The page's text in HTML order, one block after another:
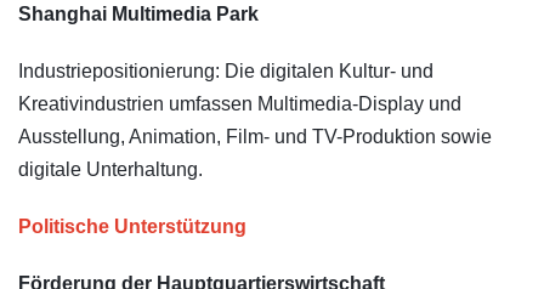
Shanghai Multimedia Park
Industriepositionierung: Die digitalen Kultur- und
Kreativindustrien umfassen Multimedia-Display und
Ausstellung, Animation, Film- und TV-Produktion sowie
digitale Unterhaltung.
Politische Unterstützung
Förderung der Hauptquartierswirtschaft